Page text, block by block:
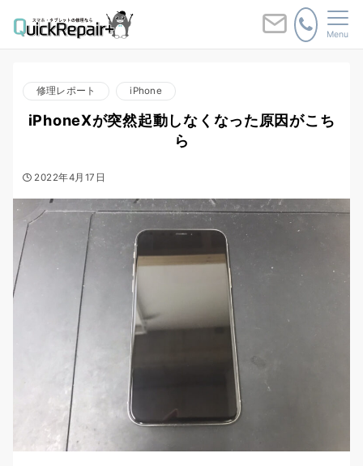
Menu
修理レポート iPhone
iPhoneXが突然起動しなくなった原因がこち
ら
2022年4月17日